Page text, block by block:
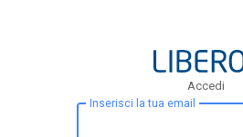
Accedi
Inserisci la tua email